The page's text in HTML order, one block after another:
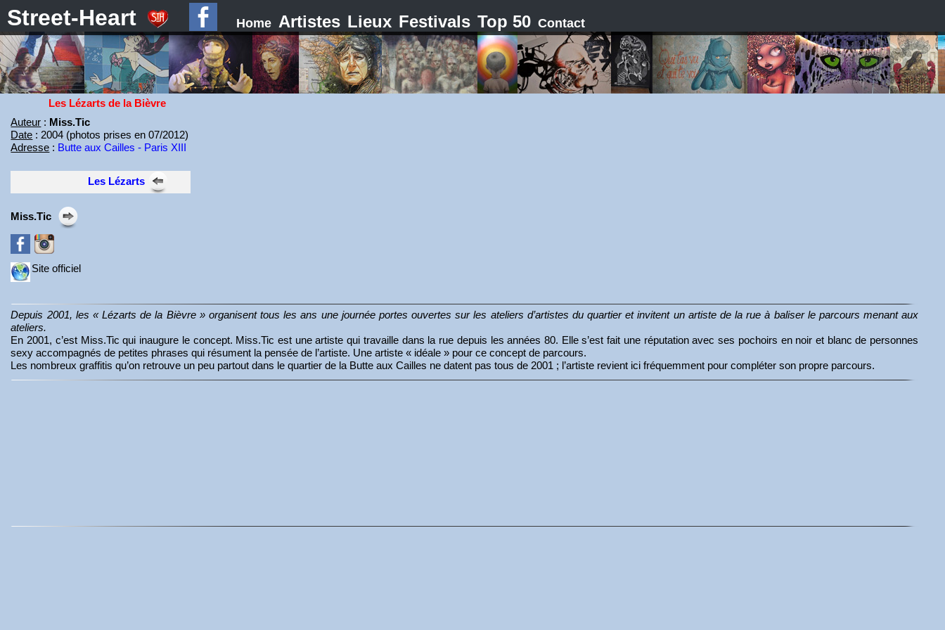
Street-Heart Home Artistes Lieux Festivals Top 50 Contact
Les Lézarts de la Bièvre
Auteur : Miss.Tic
Date : 2004 (photos prises en 07/2012)
Adresse : Butte aux Cailles - Paris XIII
Les Lézarts
Miss.Tic
Site officiel
Depuis 2001, les « Lézarts de la Bièvre » organisent tous les ans une journée portes ouvertes sur les ateliers d’artistes du quartier et invitent un artiste de la rue à baliser le parcours menant aux
ateliers.
En 2001, c’est Miss.Tic qui inaugure le concept. Miss.Tic est une artiste qui travaille dans la rue depuis les années 80. Elle s’est fait une réputation avec ses pochoirs en noir et blanc de personnes
sexy accompagnés de petites phrases qui résument la pensée de l’artiste. Une artiste « idéale » pour ce concept de parcours.
Les nombreux graffitis qu’on retrouve un peu partout dans le quartier de la Butte aux Cailles ne datent pas tous de 2001 ; l’artiste revient ici fréquemment pour compléter son propre parcours.